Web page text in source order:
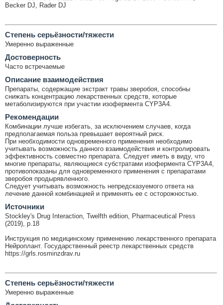
Becker DJ, Rader DJ
Cтепень серьёзности/тяжести
Умеренно выраженные
Достоверность
Часто встречаемые
Описание взаимодействия
Препараты, содержащие экстракт травы зверобоя, способны
снижать концентрацию лекарственных средств, которые
метаболизируются при участии изофермента CYP3A4.
Рекомендации
Комбинации лучше избегать, за исключением случаев, когда
предполагаемая польза превышает вероятный риск.
При необходимости одновременного применения необходимо
учитывать возможность данного взаимодействия и контролировать
эффективность совместно препарата. Следует иметь в виду, что
многие препараты, являющиеся субстратами изофермента CYP3A4,
противопоказаны для одновременного применения с препаратами
зверобоя продырявленного.
Следует учитывать возможность непредсказуемого ответа на
лечение данной комбинацией и применять ее с осторожностью.
Источники
Stockley's Drug Interaction, Twelfth edition, Pharmaceutical Press
(2019), p.18
Инструкция по медицинскому применению лекарственного препарата
Нейроплант. Государственный реестр лекарственных средств
https://grls.rosminzdrav.ru
Cтепень серьёзности/тяжести
Умеренно выраженные